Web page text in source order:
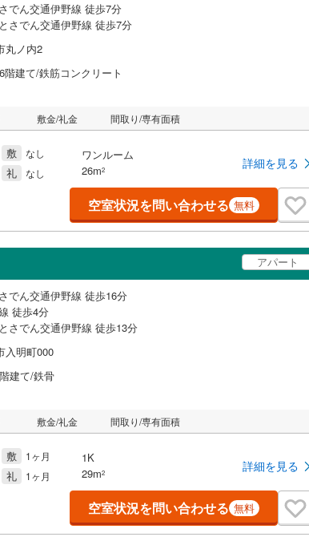
でん交通伊野線 徒歩7分
さでん交通伊野線 徒歩7分
丸ノ内2
階建て/鉄筋コンクリート
敷金/礼金 間取り/専有面積
敷 なし
礼 なし
ワンルーム
26m2 詳細を見る
空室状況を問い合わせる 無料
アパート
でん交通伊野線 徒歩16分
徒歩4分
さでん交通伊野線 徒歩13分
入明町000
建て/鉄骨
敷金/礼金 間取り/専有面積
敷 1ヶ月
礼 1ヶ月
1K
29m2 詳細を見る
空室状況を問い合わせる 無料